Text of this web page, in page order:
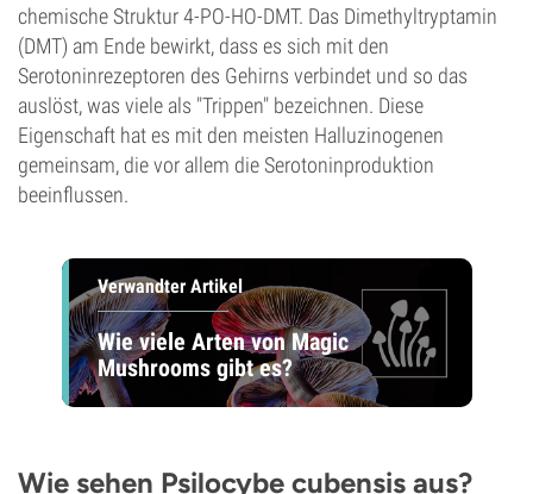
chemische Struktur 4-PO-HO-DMT. Das Dimethyltryptamin
(DMT) am Ende bewirkt, dass es sich mit den
Serotoninrezeptoren des Gehirns verbindet und so das
auslöst, was viele als "Trippen" bezeichnen. Diese
Eigenschaft hat es mit den meisten Halluzinogenen
gemeinsam, die vor allem die Serotoninproduktion
beeinflussen.
Verwandter Artikel
Wie viele Arten von Magic
Mushrooms gibt es?
Wie sehen Psilocybe cubensis aus?